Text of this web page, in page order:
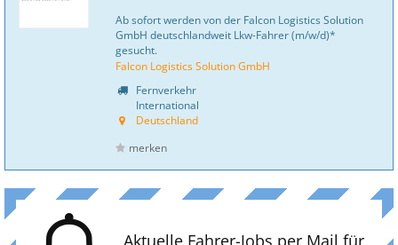
Ab sofort werden von der Falcon Logistics Solution
GmbH deutschlandweit Lkw-Fahrer (m/w/d)*
gesucht.
Falcon Logistics Solution GmbH
Fernverkehr
International
Deutschland
merken
Aktuelle Fahrer-Jobs per Mail für